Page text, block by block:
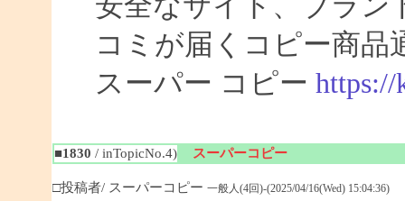
コミが届くコピー商品
スーパー コピー https://
■1830 / inTopicNo.4) スーパーコピー
□投稿者/ スーパーコピー 一般人(4回)-(2025/04/16(Wed) 15:04:36)